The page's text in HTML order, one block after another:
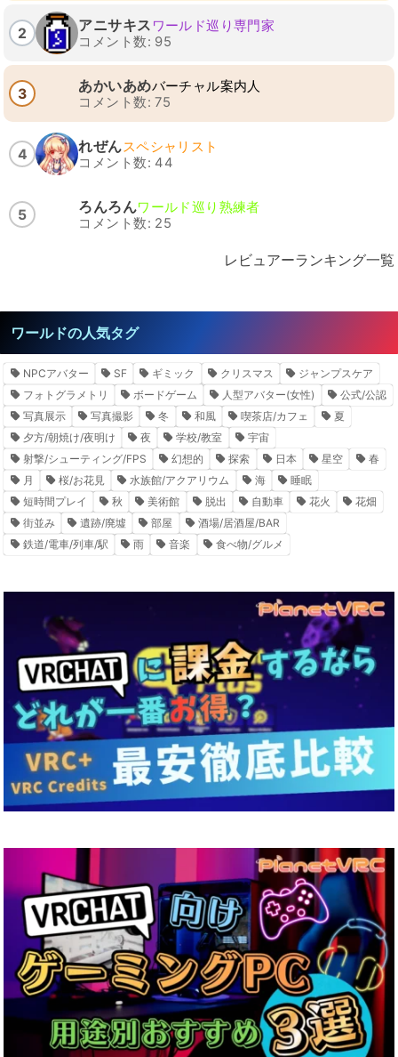
2 アニサキス ワールド巡り専門家
コメント数: 95
3 あかいあめバーチャル案内人
コメント数: 75
4 れぜんスペシャリスト
コメント数: 44
5 ろんろんワールド巡り熟練者
コメント数: 25
レビュアーランキング一覧
ワールドの人気タグ
NPCアバター SF ギミック クリスマス
ジャンプスケア
フォトグラメトリ
ボードゲーム 人型アバター(女性)
公式/公認
写真展示
写真撮影 冬 和風 喫茶店/カフェ
夏
夕方/朝焼け/夜明け
夜 学校/教室
宇宙
射撃/シューティング/FPS
幻想的 探索 日本 星空
春
月
桜/お花見 水族館/アクアリウム 海
睡眠
短時間プレイ
秋 美術館 脱出 自動車 花火
花畑
街並み
遺跡/廃墟 部屋
酒場/居酒屋/BAR
鉄道/電車/列車/駅
雨 音楽 食べ物/グルメ